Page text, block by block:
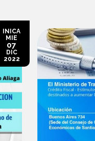
INICA
MIE
07
DIC
2022